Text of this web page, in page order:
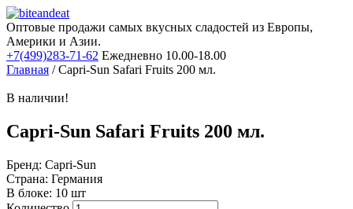
Оптовые продажи самых вкусных сладостей из Европы,
Америки и Азии.
+7(499)283-71-62 Ежедневно 10.00-18.00
Главная /Capri-Sun Safari Fruits 200 мл.
В наличии!
Capri-Sun Safari Fruits 200 мл.
Бренд: Capri-Sun
Страна: Германия
В блоке: 10 шт